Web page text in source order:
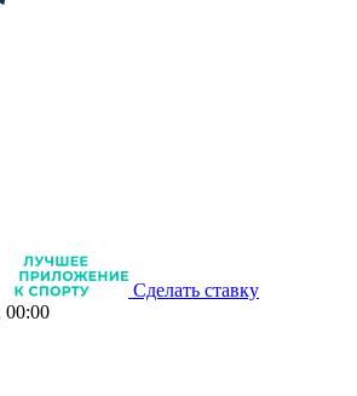
Сделать ставку
00:00